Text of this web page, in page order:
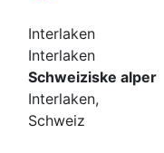
Interlaken
Interlaken
Schweiziske alper
Interlaken,
Schweiz